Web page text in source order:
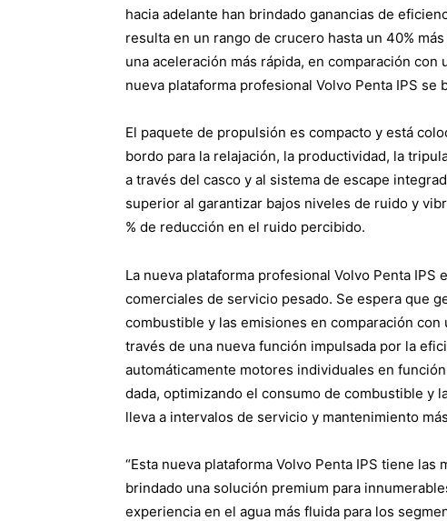
hacia adelante han brindado ganancias de
resulta en un rango de crucero hasta un 40%
una aceleración más rápida, en comparación
nueva plataforma profesional Volvo Penta IPS se
El paquete de propulsión es compacto y está
bordo para la relajación, la productividad, la
a través del casco y al sistema de escape
superior al garantizar bajos niveles de ruido y
% de reducción en el ruido percibido.
La nueva plataforma profesional Volvo Penta IPS
comerciales de servicio pesado. Se espera que
combustible y las emisiones en comparación
través de una nueva función impulsada por la
automáticamente motores individuales en
dada, optimizando el consumo de combustible y
lleva a intervalos de servicio y mantenimiento
“Esta nueva plataforma Volvo Penta IPS tiene
brindado una solución premium para
experiencia en el agua más fluida para los